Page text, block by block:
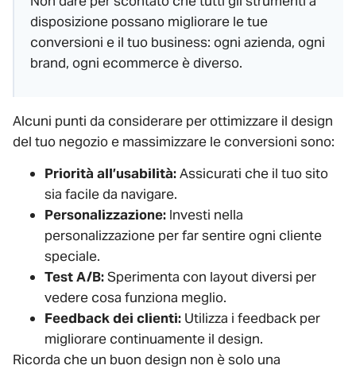
disposizione possano migliorare le tue
conversioni e il tuo business: ogni azienda, ogni
brand, ogni ecommerce è diverso.
Alcuni punti da considerare per ottimizzare il design
del tuo negozio e massimizzare le conversioni sono:
Priorità all’usabilità:Assicurati che il tuo sito
sia facile da navigare.
Personalizzazione: Investi nella
personalizzazione per far sentire ogni cliente
speciale.
Test A/B:Sperimenta con layout diversi per
vedere cosa funziona meglio.
Feedback dei clienti: Utilizza i feedback per
migliorare continuamente il design.
Ricorda che un buon design non è solo una